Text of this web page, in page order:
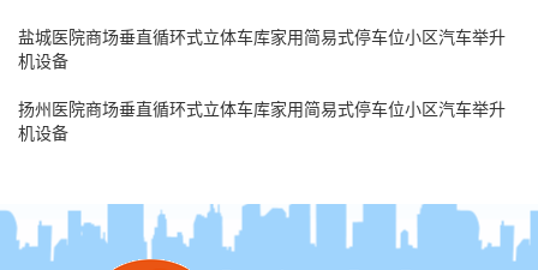
盐城医院商场垂直循环式立体车库家用简易式停车位小区汽车举升
机设备
扬州医院商场垂直循环式立体车库家用简易式停车位小区汽车举升
机设备